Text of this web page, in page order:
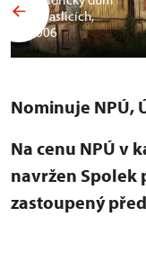
v Kraslicích,
2006
Nominuje NPÚ,
Na cenu NPÚ v
navržen Spolek
zastoupený